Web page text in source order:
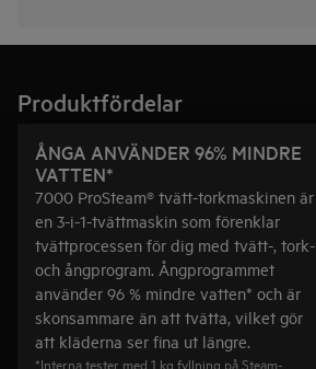
Produktfördelar
ÅNGA ANVÄNDER 96% MINDRE
VATTEN*
7000 ProSteam® tvätt-torkmaskinen är
en 3-i-1-tvättmaskin som förenklar
tvättprocessen för dig med tvätt-, tork-
och ångprogram. Ångprogrammet
använder 96 % mindre vatten* och är
skonsammare än att tvätta, vilket gör
att kläderna ser fina ut längre.
*Interna tester med 1 kg fyllning på Steam-